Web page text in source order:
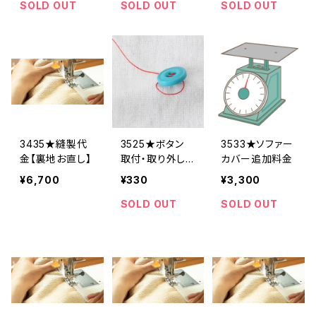
SOLD OUT
SOLD OUT
SOLD OUT
3435★縫製代
金【裏地お直し】
¥6,700
3525★ボタン
取付・取り外し
料金(1個分)
¥330
SOLD OUT
3533★ソファー
カバー追加料金
¥3,300
SOLD OUT